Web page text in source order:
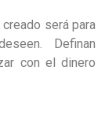
será para
Definan
con el dinero